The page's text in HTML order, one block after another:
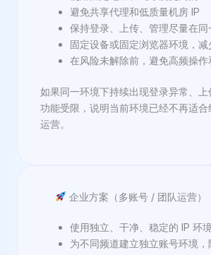
避免共享代理和低质量机房 IP
保持登录、上传、管理尽量在
固定设备或固定浏览器环境，
在风险未解除前，避免高频操
如果同一环境下持续出现登录异常、上
功能受限，说明当前环境已经不再适合
运营。
企业方案（多账号 / 团队运营）
使用独立、干净、稳定的 IP 环境
为不同频道建立独立账号环境